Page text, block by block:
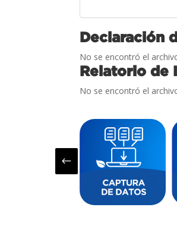
Declaración
No se encontró el
Relatorio de
No se encontró el
#